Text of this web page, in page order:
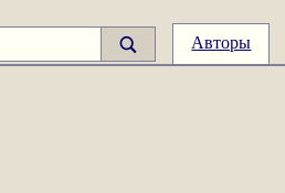
Авторы